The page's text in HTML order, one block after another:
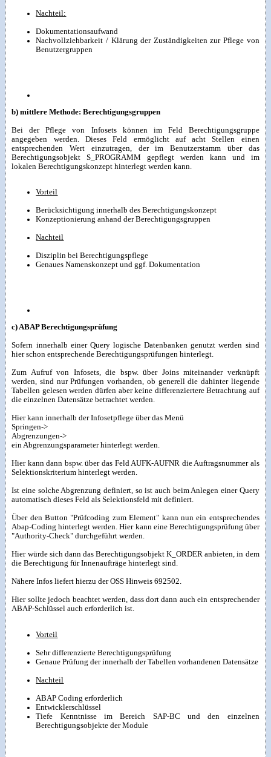
Nachteil:
Dokumentationsaufwand
Nachvollziehbarkeit / Klärung der Zuständigkeiten zur Pflege von
Benutzergruppen
b) mittlere Methode: Berechtigungsgruppen
Bei der Pflege von Infosets können im Feld Berechtigungsgruppe
angegeben werden. Dieses Feld ermöglicht auf acht Stellen einen
entsprechenden Wert einzutragen, der im Benutzerstamm über das
Berechtigungsobjekt S_PROGRAMM gepflegt werden kann und im
lokalen Berechtigungskonzept hinterlegt werden kann.
Vorteil
Berücksichtigung innerhalb des Berechtigungskonzept
Konzeptionierung anhand der Berechtigungsgruppen
Nachteil
Disziplin bei Berechtigungspflege
Genaues Namenskonzept und ggf. Dokumentation
c) ABAP Berechtigungsprüfung
Sofern innerhalb einer Query logische Datenbanken genutzt werden sind
hier schon entsprechende Berechtigungsprüfungen hinterlegt.
Zum Aufruf von Infosets, die bspw. über Joins miteinander verknüpft
werden, sind nur Prüfungen vorhanden, ob generell die dahinter liegende
Tabellen gelesen werden dürfen aber keine differenziertere Betrachtung auf
die einzelnen Datensätze betrachtet werden.
Hier kann innerhalb der Infosetpflege über das Menü
Springen->
Abgrenzungen->
ein Abgrenzungsparameter hinterlegt werden.
Hier kann dann bspw. über das Feld AUFK-AUFNR die Auftragsnummer als
Selektionskriterium hinterlegt werden.
Ist eine solche Abgrenzung definiert, so ist auch beim Anlegen einer Query
automatisch dieses Feld als Selektionsfeld mit definiert.
Über den Button "Prüfcoding zum Element" kann nun ein entsprechendes
Abap-Coding hinterlegt werden. Hier kann eine Berechtigungsprüfung über
"Authority-Check" durchgeführt werden.
Hier würde sich dann das Berechtigungsobjekt K_ORDER anbieten, in dem
die Berechtigung für Innenaufträge hinterlegt sind.
Nähere Infos liefert hierzu der OSS Hinweis 692502.
Hier sollte jedoch beachtet werden, dass dort dann auch ein entsprechender
ABAP-Schlüssel auch erforderlich ist.
Vorteil
Sehr differenzierte Berechtigungsprüfung
Genaue Prüfung der innerhalb der Tabellen vorhandenen Datensätze
Nachteil
ABAP Coding erforderlich
Entwicklerschlüssel
Tiefe Kenntnisse im Bereich SAP-BC und den einzelnen
Berechtigungsobjekte der Module